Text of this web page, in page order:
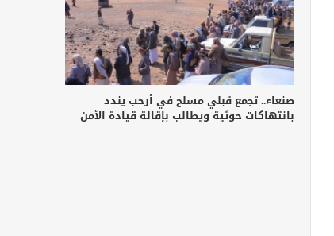
صنعاء.. تجمع قبلي مسلح في أرحب يندد
بانتهاكات حوثية ويطالب بإقالة قيادة الأمن